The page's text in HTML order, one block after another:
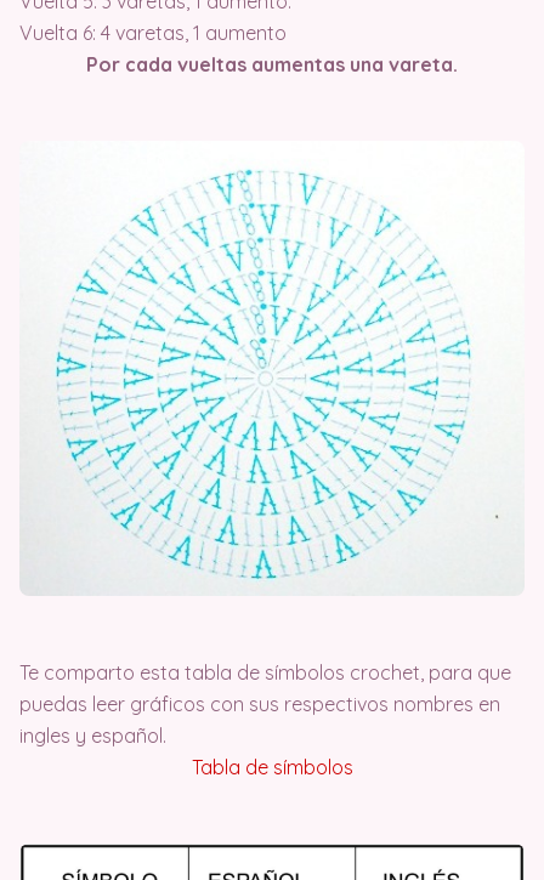
Vuelta 6: 4 varetas, 1 aumento
Por cada vueltas aumentas una vareta.
Te comparto esta tabla de símbolos crochet, para que
puedas leer gráficos con sus respectivos nombres en
ingles y español.
Tabla de símbolos